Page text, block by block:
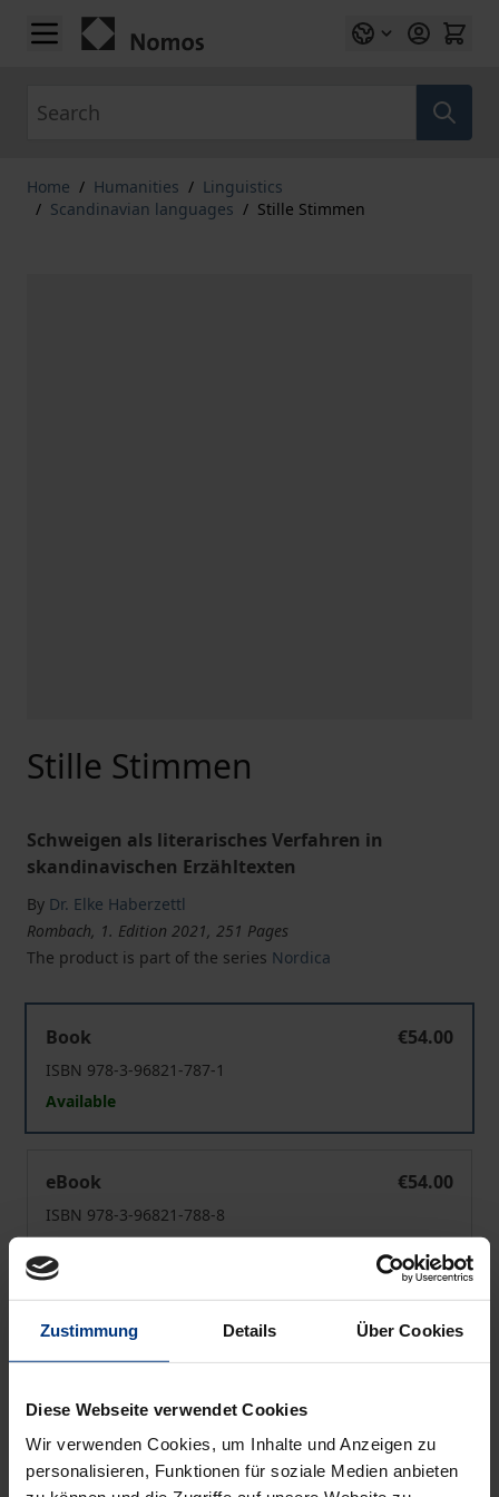
Zustimmung Details Über Cookies
Diese Webseite verwendet Cookies
Wir verwenden Cookies, um Inhalte und Anzeigen zu
personalisieren, Funktionen für soziale Medien anbieten
Skip to Content
Home / Humanities / Linguistics
/ Scandinavian languages / Stille Stimmen
Stille Stimmen
Schweigen als literarisches Verfahren in
skandinavischen Erzähltexten
By Dr. Elke Haberzettl
Rombach, 1. Edition 2021, 251 Pages
The product is part of the series Nordica
Book
€54.00
ISBN 978-3-96821-787-1
Available
eBook
€54.00
ISBN 978-3-96821-788-8
Prices include VAT. Depending on the delivery address, VAT
may vary at checkout.
Add to Cart
Add to Wish List
Delivery cost notice